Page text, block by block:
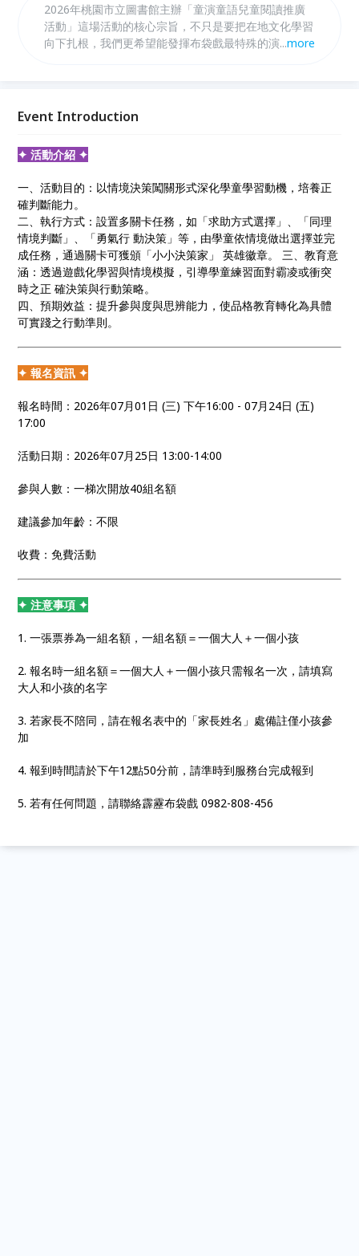
2026年桃園市立圖書館主辦「童演童語兒童閱讀推廣
活動」這場活動的核心宗旨，不只是要把在地文化學習
向下扎根，我們更希望能發揮布袋戲最特殊的演繹方
帶領孩子學習當遇到困難時可以採取哪些解決方案。這
透過掌中藝術，把成長的能量帶給每一位孩子。
...more
Event Introduction
✦ 活動介紹 ✦
一、活動目的：以情境決策闖關形式深化學童學習動機，培養正
確判斷能力。
二、執行方式：設置多關卡任務，如「求助方式選擇」、「同理
情境判斷」、「勇氣行 動決策」等，由學童依情境做出選擇並完
成任務，通過關卡可獲頒「小小決策家」 英雄徽章。 三、教育意
涵：透過遊戲化學習與情境模擬，引導學童練習面對霸凌或衝突
時之正 確決策與行動策略。
四、預期效益：提升參與度與思辨能力，使品格教育轉化為具體
可實踐之行動準則。
✦ 報名資訊 ✦
報名時間：2026年07月01日 (三) 下午16:00 - 07月24日 (五)
17:00
活動日期：2026年07月25日 13:00-14:00
參與人數：一梯次開放40組名額
建議參加年齡：不限
收費：免費活動
✦ 注意事項 ✦
1. 一張票券為一組名額，一組名額＝一個大人＋一個小孩
2. 報名時一組名額＝一個大人＋一個小孩只需報名一次，請填寫
大人和小孩的名字
3. 若家長不陪同，請在報名表中的「家長姓名」處備註僅小孩參
加
4. 報到時間請於下午12點50分前，請準時到服務台完成報到
5. 若有任何問題，請聯絡霹靂布袋戲 0982-808-456